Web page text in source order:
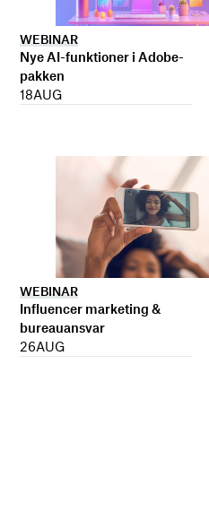
WEBINAR
Nye AI-funktioner i Adobe-
pakken
18AUG
WEBINAR
Influencer marketing &
bureauansvar
26AUG